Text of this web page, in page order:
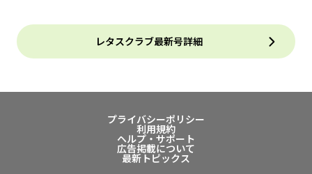
レタスクラブ最新号詳細
プライバシーポリシー
利用規約
ヘルプ・サポート
広告掲載について
最新トピックス